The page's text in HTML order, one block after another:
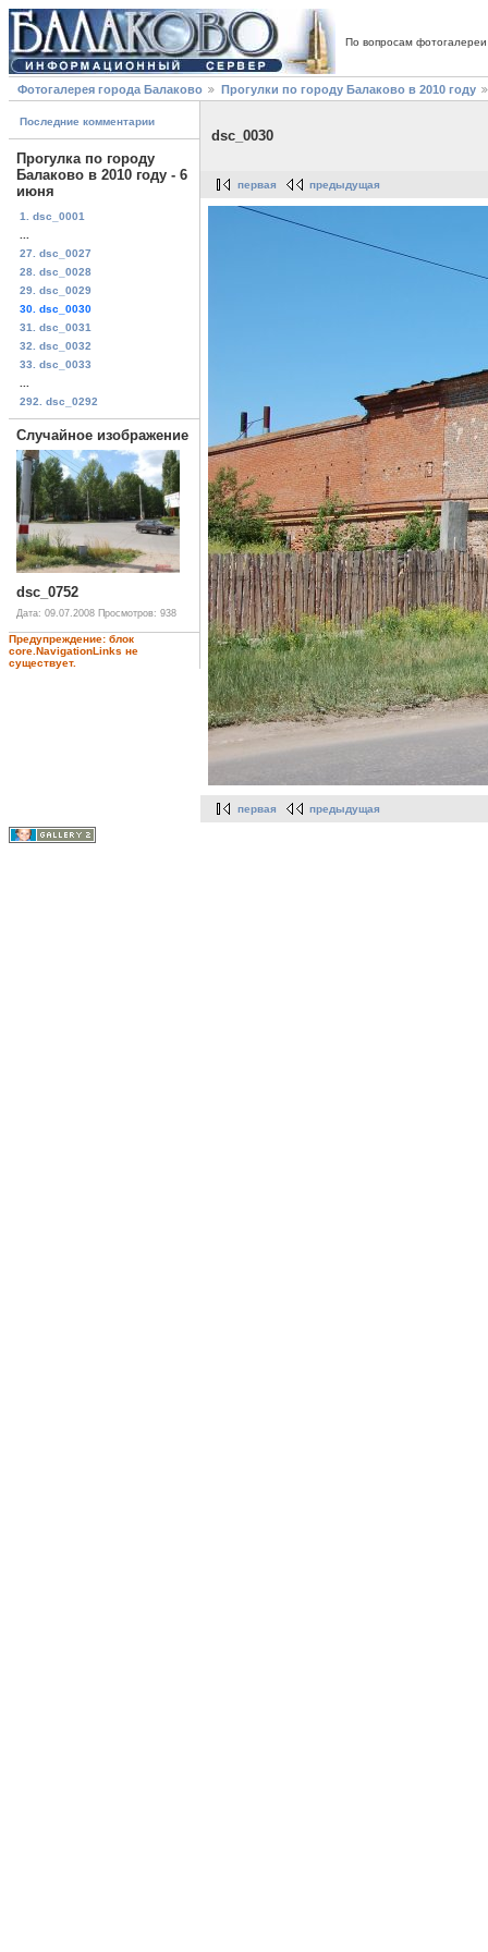
По вопросам
Фотогалерея города Балаково Прогулки по городу Балаково в 2010 году
Последние комментарии
Прогулка по городу
Балаково в 2010 году - 6
июня
1. dsc_0001
27. dsc_0027
28. dsc_0028
29. dsc_0029
30. dsc_0030
31. dsc_0031
32. dsc_0032
33. dsc_0033
292. dsc_0292
Случайное изображение
dsc_0752
Дата: 09.07.2008 Просмотров: 938
Предупреждение: блок
core.NavigationLinks не
существует.
dsc_0030
первая предыдущая
первая предыдущая